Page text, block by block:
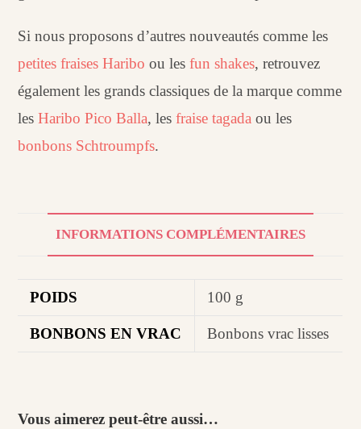
Si nous proposons d’autres nouveautés comme les
petites fraises Haribo ou lesfun shakes, retrouvez
également les grands classiques de la marque comme
lesHaribo Pico Balla, lesfraise tagada ou les
bonbons Schtroumpfs.
INFORMATIONS COMPLÉMENTAIRES
POIDS 100 g
BONBONS EN VRAC Bonbons vrac lisses
Vous aimerez peut-être aussi…